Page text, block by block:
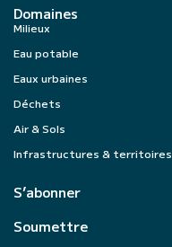
Domaines
Milieux
Eau potable
Eaux urbaines
Déchets
Air & Sols
Infrastructures & territoires
S’abonner
Soumettre